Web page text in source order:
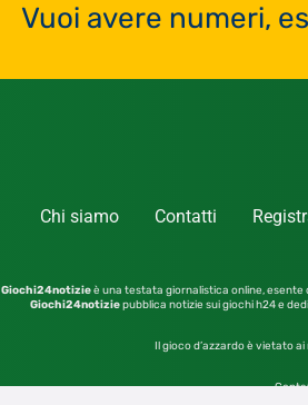
Vuoi avere numeri,
Chi siamo Contatti
Giochi24notizieè una testata giornalistica online, esente
Giochi24notiziepubblica notizie sui giochi h24 e
Il gioco d’azzardo è vietato